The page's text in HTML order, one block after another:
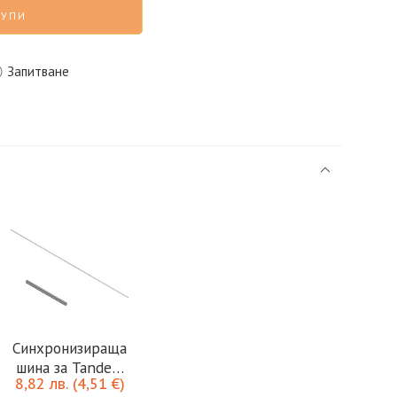
Запитване
Синхронизираща
шина за Tandem
Tip-On 1142мм
8,82лв. (4,51€)